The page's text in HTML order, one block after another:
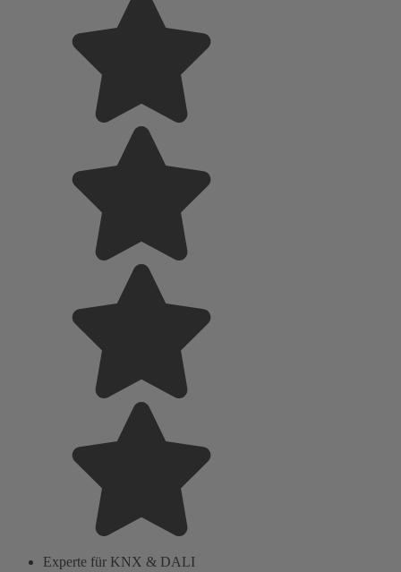
Experte für KNX & DALI